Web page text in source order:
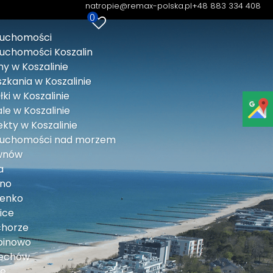
natropie@remax-polska.pl+48 883 334 408
0
Koszalin
w Koszalinie
w Koszalinie
w Koszalinie
w Koszalinie
w Koszalinie
nad morzem